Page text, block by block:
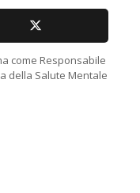
come Responsabile
della Salute Mentale